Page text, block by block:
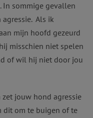
In sommige gevallen
Als ik
mijn hoofd gezeurd
misschien niet spelen
of wil hij niet door jou
jouw hond agressie
dit om te buigen of te